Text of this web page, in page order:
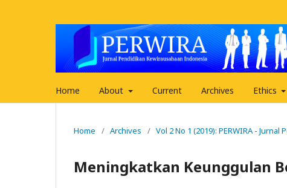
Home About Current Archives Ethics
Home / Archives / Vol 2 No 1 (2019): PERWIRA -
Meningkatkan Keunggulan